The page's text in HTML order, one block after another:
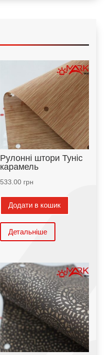
Рулонні штори Туніс
карамель
533.00грн
Додати в кошик
Детальніше